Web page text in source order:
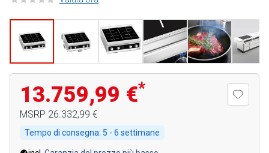
13.759,99 €*
MSRP 26.332,99 €
Tempo di consegna: 5 - 6 settimane